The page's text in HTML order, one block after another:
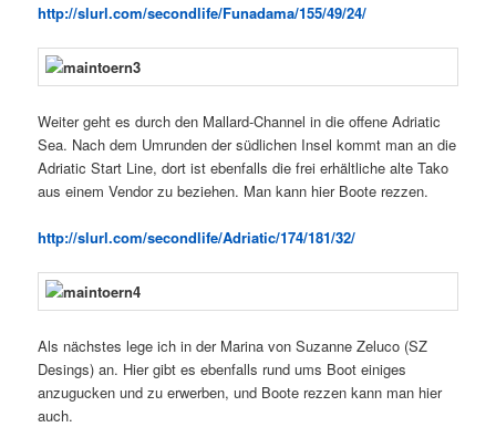
http://slurl.com/secondlife/Funadama/155/49/24/
Weiter geht es durch den Mallard-Channel in die offene Adriatic
Sea. Nach dem Umrunden der südlichen Insel kommt man an die
Adriatic Start Line, dort ist ebenfalls die frei erhältliche alte Tako
aus einem Vendor zu beziehen. Man kann hier Boote rezzen.
http://slurl.com/secondlife/Adriatic/174/181/32/
Als nächstes lege ich in der Marina von Suzanne Zeluco (SZ
Desings) an. Hier gibt es ebenfalls rund ums Boot einiges
anzugucken und zu erwerben, und Boote rezzen kann man hier
auch.